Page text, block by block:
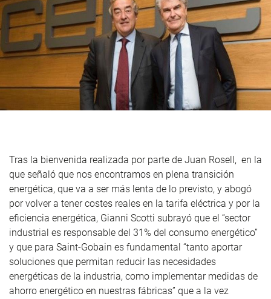
Tras la bienvenida realizada por parte de Juan Rosell, en la
que señaló que nos encontramos en plena transición
energética, que va a ser más lenta de lo previsto, y abogó
por volver a tener costes reales en la tarifa eléctrica y por la
eficiencia energética, Gianni Scotti subrayó que el “sector
industrial es responsable del 31% del consumo energético”
y que para Saint-Gobain es fundamental “tanto aportar
soluciones que permitan reducir las necesidades
energéticas de la industria, como implementar medidas de
ahorro energético en nuestras fábricas” que a la vez